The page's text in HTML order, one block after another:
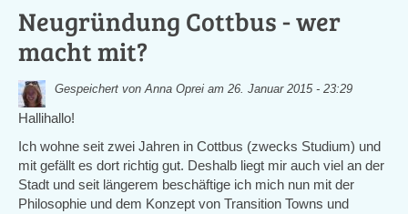
Neugründung Cottbus - wer
macht mit?
Gespeichert vonAnna Oprei am 26. Januar 2015 - 23:29
Hallihallo!
Ich wohne seit zwei Jahren in Cottbus (zwecks Studium) und
mit gefällt es dort richtig gut. Deshalb liegt mir auch viel an der
Stadt und seit längerem beschäftige ich mich nun mit der
Philosophie und dem Konzept von Transition Towns und